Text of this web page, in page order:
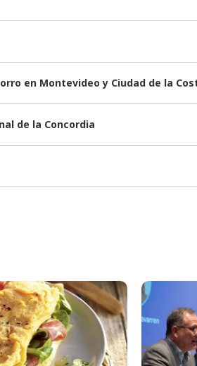
en Montevideo y Ciudad de la
de la Concordia